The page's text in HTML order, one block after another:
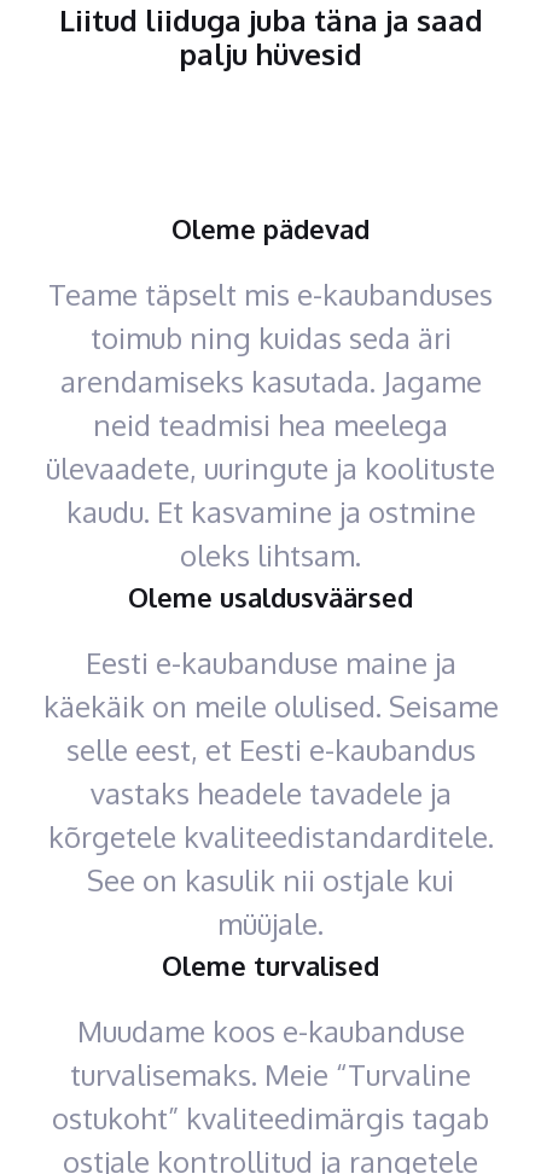
Liitud liiduga juba täna ja saad
palju hüvesid
Oleme pädevad
Teame täpselt mis e-kaubanduses
toimub ning kuidas seda äri
arendamiseks kasutada. Jagame
neid teadmisi hea meelega
ülevaadete, uuringute ja koolituste
kaudu. Et kasvamine ja ostmine
oleks lihtsam.
Oleme usaldusväärsed
Eesti e-kaubanduse maine ja
käekäik on meile olulised. Seisame
selle eest, et Eesti e-kaubandus
vastaks headele tavadele ja
kõrgetele kvaliteedistandarditele.
See on kasulik nii ostjale kui
müüjale.
Oleme turvalised
Muudame koos e-kaubanduse
turvalisemaks. Meie “Turvaline
ostukoht” kvaliteedimärgis tagab
ostjale kontrollitud ja rangetele